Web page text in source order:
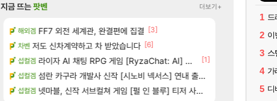
검은사막 장비 올환 이후 약 7개월 [13]
메이플 챌린저#77777 저격했습니다! [105]
메이플 빵값 문의 후기 [87]
메이플 8월 9일 썬데이 메이플 [149]
로아 보상 공지 나온거 10추 하니 올리자 [84]
부산
벨가르
크로체
지금 뜨는팟벤 더보기+
해외겜 FF7 외전 세계관, 완결편에 집결 [3]
차벤 저도 신차계약하고 차 받았습니다 [6]
섭컬겜 라이자 AI 채팅 RPG 게임 [RyzaChat: AI] 공개
[1]
섭컬겜 섬란 카구라 개발사 신작 [시노비 넥서스] 연내 출시 예정
섭컬겜 넷마블, 신작 서브컬쳐 게임 [펄 인 블루] 티저 사이트 오픈
해외겜 스
비스트 쿠
비스트 비
1
2
3
4
5